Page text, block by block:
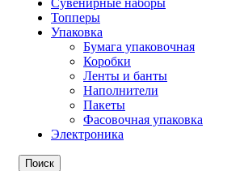
Сувенирные наборы
Топперы
Упаковка
Бумага упаковочная
Коробки
Ленты и банты
Наполнители
Пакеты
Фасовочная упаковка
Электроника
Поиск